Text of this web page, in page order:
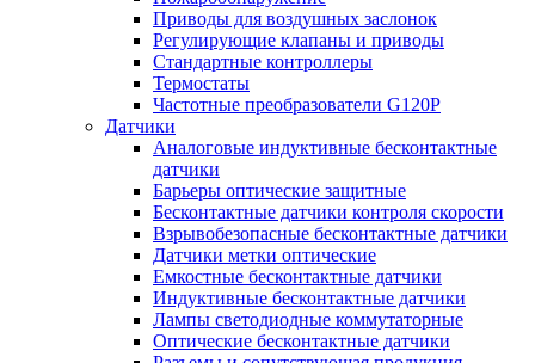
Приводы для воздушных заслонок
Регулирующие клапаны и приводы
Стандартные контроллеры
Термостаты
Частотные преобразователи G120P
Датчики
Аналоговые индуктивные бесконтактные
датчики
Барьеры оптические защитные
Бесконтактные датчики контроля скорости
Взрывобезопасные бесконтактные датчики
Датчики метки оптические
Емкостные бесконтактные датчики
Индуктивные бесконтактные датчики
Лампы светодиодные коммутаторные
Оптические бесконтактные датчики